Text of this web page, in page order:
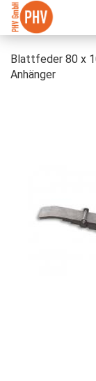
Blattfeder 80 x
Anhänger